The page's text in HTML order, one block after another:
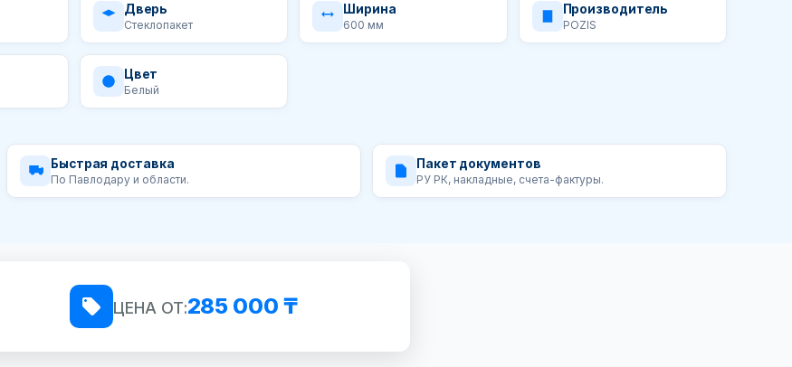
Дверь
Стеклопакет
Ширина
600 мм
Производитель
POZIS
Цвет
Белый
Быстрая доставка
По Павлодару и области.
Пакет документов
РУ РК, накладные, счета-фактуры.
ЦЕНА ОТ:285 000 ₸